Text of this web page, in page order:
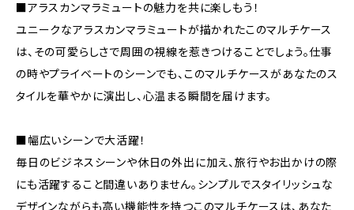
■アラスカンマラミュートの魅力を共に楽しもう！
ユニークなアラスカンマラミュートが描かれたこのマルチケース
は、その可愛らしさで周囲の視線を惹きつけることでしょう。仕事
の時やプライベートのシーンでも、このマルチケースがあなたのス
タイルを華やかに演出し、心温まる瞬間を届けます。
■幅広いシーンで大活躍！
毎日のビジネスシーンや休日の外出に加え、旅行やお出かけの際
にも活躍すること間違いありません。シンプルでスタイリッシュな
デザインながらも高い機能性を持つこのマルチケースは、あなた